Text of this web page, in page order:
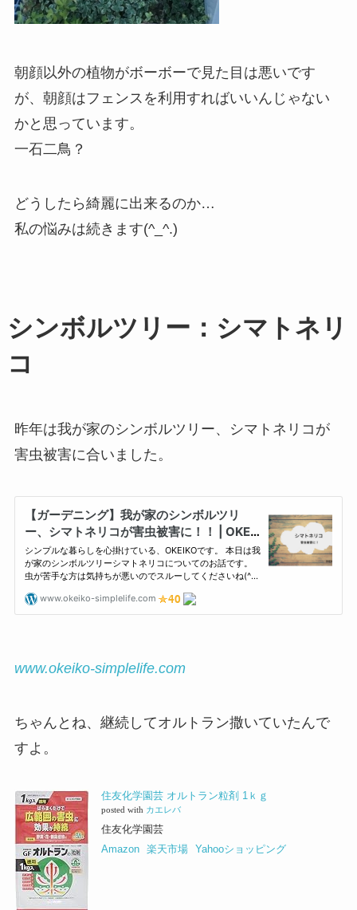
朝顔以外の植物がボーボーで見た目は悪いです
が、朝顔はフェンスを利用すればいいんじゃない
かと思っています。
一石二鳥？
どうしたら綺麗に出来るのか…
私の悩みは続きます(^_^.)
シンボルツリー：シマトネリ
コ
昨年は我が家のシンボルツリー、シマトネリコが
害虫被害に合いました。
www.okeiko-simplelife.com
ちゃんとね、継続してオルトラン撒いていたんで
すよ。
住友化学園芸 オルトラン粒剤 1ｋｇ
posted with カエレバ
住友化学園芸
Amazon
楽天市場 Yahooショッピング